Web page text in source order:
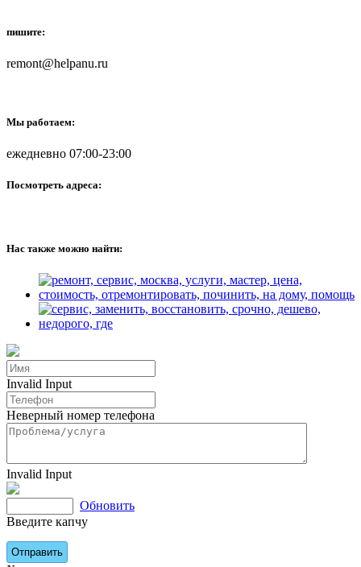
пишите:
remont@helpanu.ru
Мы работаем:
ежедневно 07:00-23:00
Посмотреть адреса:
Нас также можно найти:
Invalid Input
Неверный номер телефона
Invalid Input
Обновить
Введите капчу